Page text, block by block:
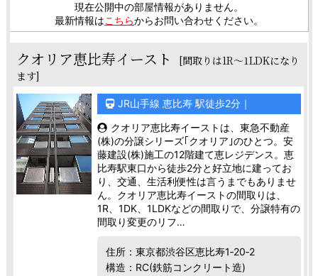
現在公開中の部屋情報がありません。
最新情報はこちらからお問い合わせください。
クオリア恵比寿イースト
[間取りは1R～1LDKになり
ます]
JR山手線 恵比寿 駅徒歩2分｜
クオリア恵比寿イーストは、東急不動産
(株)の分譲シリーズ｢クオリア｣のひとつ。安
藤建設(株)施工の12階建て恵レジデンス。恵
比寿駅東口から徒歩2分と好立地に建ってお
り、交通、生活利便性は言うまでもありませ
ん。クオリア恵比寿イーストの間取りは、
1R、1DK、1LDKなどの間取りで、分譲特有の
間取り変更のリフ…
住所：東京都渋谷区恵比寿1‐20‐2
構造：RC(鉄筋コンクリート造)